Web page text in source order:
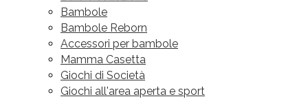
Bambole
Bambole Reborn
Accessori per bambole
Mamma Casetta
Giochi di Società
Giochi all'area aperta e sport